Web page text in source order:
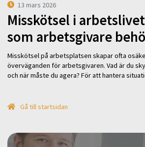
13 mars 2026
Misskötsel i
som arbetsgivare
Misskötsel på arbetsplatsen skapar ofta
överväganden för arbetsgivaren. Vad är du
och när måste du agera? För att hantera
Gå till startsidan